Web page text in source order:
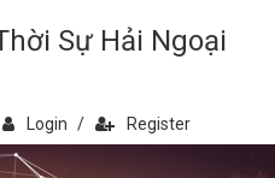
Sự Hải Ngoại
Login / Register